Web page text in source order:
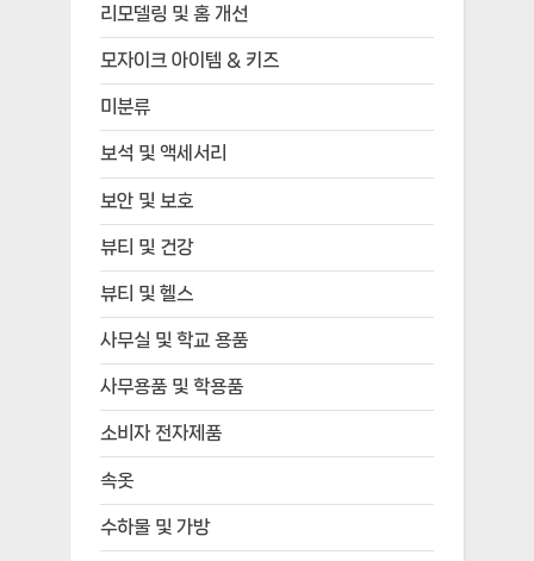
리모델링 및 홈 개선
모자이크 아이템 & 키즈
미분류
보석 및 액세서리
보안 및 보호
뷰티 및 건강
뷰티 및 헬스
사무실 및 학교 용품
사무용품 및 학용품
소비자 전자제품
속옷
수하물 및 가방